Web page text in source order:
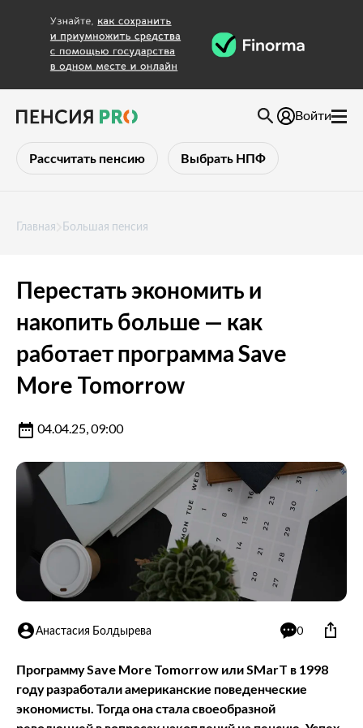
Рассчитать пенсию Выбрать НПФ
Войти
Главная Большая пенсия
Перестать экономить и
накопить больше — как
работает программа Save
More Tomorrow
04.04.25, 09:00
Анастасия Болдырева 0
Программу Save More Tomorrow или SMarT в 1998
году разработали американские поведенческие
экономисты. Тогда она стала своеобразной